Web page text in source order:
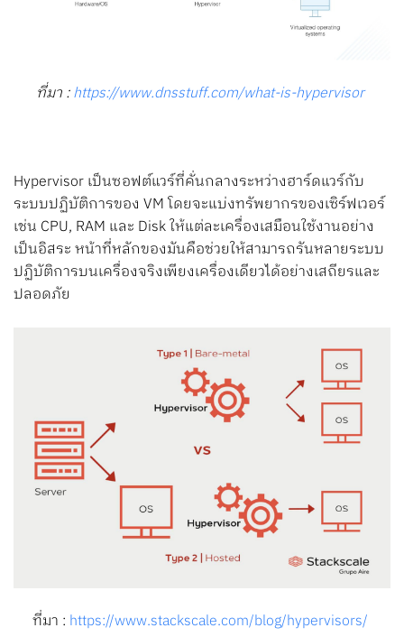
ที่มา :https://www.dnsstuff.com/what-is-hypervisor
Hypervisor เป็นซอฟต์แวร์ที่คั่นกลางระหว่างฮาร์ดแวร์กับ
ระบบปฏิบัติการของ VM โดยจะแบ่งทรัพยากรของเซิร์ฟเวอร์
เช่น CPU, RAM และ Disk ให้แต่ละเครื่องเสมือนใช้งานอย่าง
เป็นอิสระ หน้าที่หลักของมันคือช่วยให้สามารถรันหลายระบบ
ปฏิบัติการบนเครื่องจริงเพียงเครื่องเดียวได้อย่างเสถียรและ
ปลอดภัย
ที่มา : https://www.stackscale.com/blog/hypervisors/